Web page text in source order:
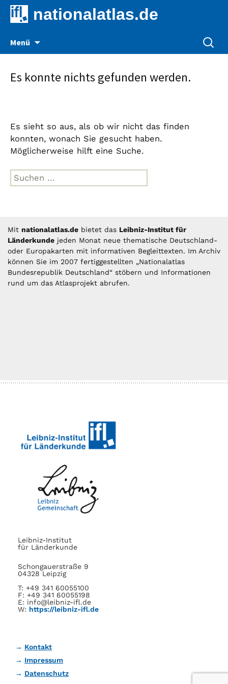
nationalatlas.de
Menü
Suche
nach:
Es konnte nichts gefunden werden.
Es sieht so aus, als ob wir nicht das finden
konnten, wonach Sie gesucht haben.
Möglicherweise hilft eine Suche.
Suche
nach:
Mit nationalatlas.de bietet das Leibniz-Institut für
Länderkunde jeden Monat neue thematische Deutschland-
oder Europakarten mit informativen Begleittexten. Im Archiv
können Sie im 2007 fertiggestellten „Nationalatlas
Bundesrepublik Deutschland“ stöbern und Informationen
rund um das Atlasprojekt abrufen.
Leibniz-Institut
für Länderkunde
Schongauerstraße 9
04328 Leipzig
T: +49 341 60055100
F: +49 341 60055198
E: info@leibniz-ifl.de
W: https://leibniz-ifl.de
Kontakt
Impressum
Datenschutz